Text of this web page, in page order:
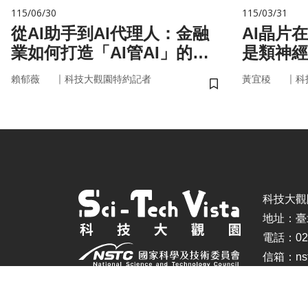
115/06/30
從AI助手到AI代理人：金融
業如何打造「AI管AI」的新
治理模式？
賴郁薇 ｜ 科技大觀園特約記者
儲存書籤
115/03/31
AI晶片
是類神
黃宜稜 ｜ 科
科技大
地址：
電話：
信箱：